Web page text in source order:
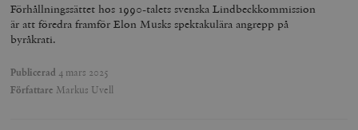
Förhållningssättet hos 1990-talets svenska Lindbeckkommission
är att föredra framför Elon Musks spektakulära angrepp på
byråkrati.
Publicerad 4 mars 2025
Författare Markus Uvell